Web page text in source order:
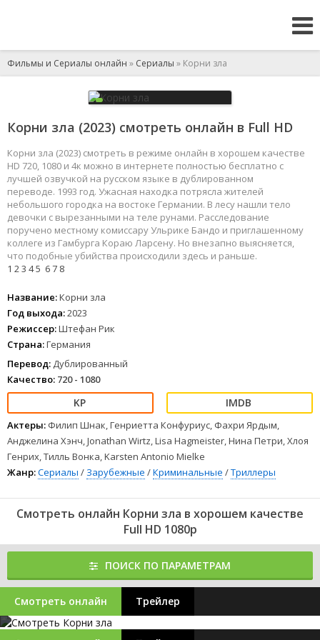
Фильмы и Сериалы онлайн » Сериалы » Корни зла
Корни зла (2023) смотреть онлайн в Full HD
Корни зла (2023) смотреть в режиме онлайн в хорошем качестве
HD 720, 1080 и 4к можно в интернете полностью бесплатно с
лучшей озвучкой на русском языке в дублированном
переводе. 1993 год. Ужасная находка потрясла жителей
небольшого городка на востоке Германии. В лесу нашли тело
девочки с вырезанными на теле рунами. Расследование
поручено местному комиссару Ульрике Бандо и приглашенному
коллеге из Гамбурга Кораю Ларсену. Но внезапно выясняется,
что подобные убийства происходили здесь и раньше.
1 23 45 67 8
Название:Корни зла
Год выхода:2023
Режиссер:Штефан Рик
Страна:Германия
Перевод: Дублированный
Качество: 720 - 1080
Актеры: Филип Шнак, Генриетта Конфуриус, Фахри Ярдым,
Анджелина Хэнч, Jonathan Wirtz, Lisa Hagmeister, Нина Петри, Хлоя
Генрих, Тилль Вонка, Karsten Antonio Mielke
Жанр:Сериалы / Зарубежные /Криминальные /Триллеры
Смотреть онлайн Корни зла в хорошем качестве
Full HD 1080p
ПОИСК ПО ПАРАМЕТРАМ
Смотреть онлайн Трейлер